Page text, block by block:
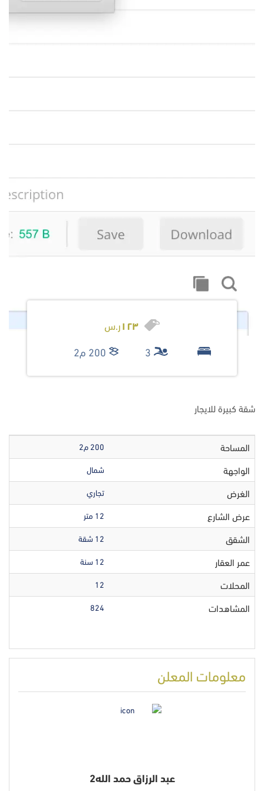
١٢٣ر.س
3
200 م2
شقة كبيرة للايجار
المساحة 200 م2
الواجهة شمال
الغرض تجاري
عرض الشارع 12 متر
الشقق 12 شقة
عمر العقار 12 سنة
المحلات 12
المشاهدات 824
معلومات المعلن
عبد الرزاق حمد الله2